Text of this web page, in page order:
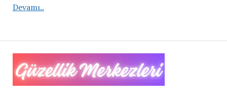
Devamı..KÂMİL
TEMSA